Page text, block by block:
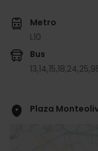
Metro
L10
Bus
13,14,15,18,24,25,
Plaza